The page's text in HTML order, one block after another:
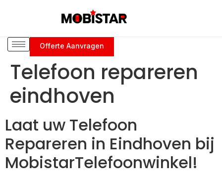
Offerte Aanvragen
Telefoon repareren
eindhoven
Laat uw Telefoon
Repareren in Eindhoven bij
MobistarTelefoonwinkel!